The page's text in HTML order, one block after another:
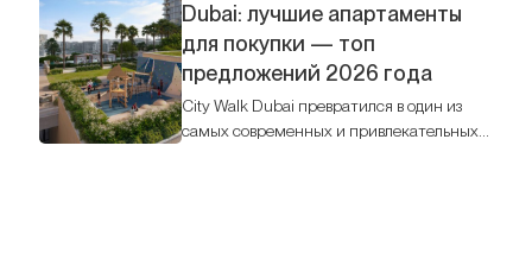
Dubai: лучшие апартаменты
для покупки — топ
предложений 2026 года
City Walk Dubai превратился в один из
самых современных и привлекательных